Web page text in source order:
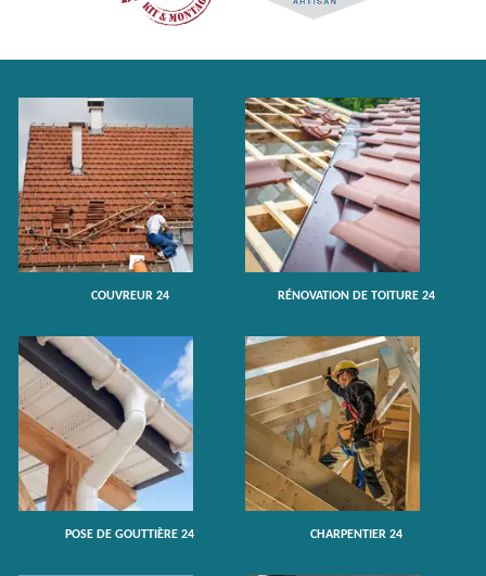
COUVREUR 24 RÉNOVATION DE TOITURE 24
POSE DE GOUTTIÈRE 24 CHARPENTIER 24